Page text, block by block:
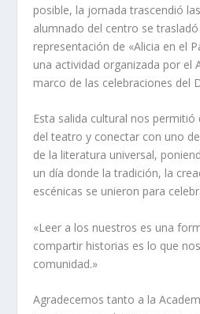
posible, la jornada trascendió
alumnado del centro se
representación de «Alicia en el
una actividad organizada por el
marco de las celebraciones del
Esta salida cultural nos
del teatro y conectar con uno
de la literatura universal,
un día donde la tradición, la
escénicas se unieron para
«Leer a los nuestros es una
compartir historias es lo que
comunidad.»
Agradecemos tanto a la